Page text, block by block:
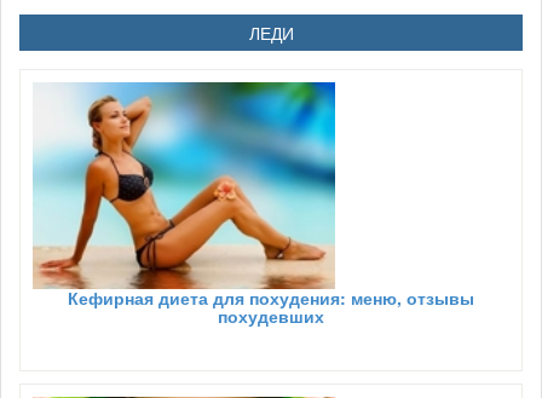
ЛЕДИ
Кефирная диета для похудения: меню, отзывы
похудевших